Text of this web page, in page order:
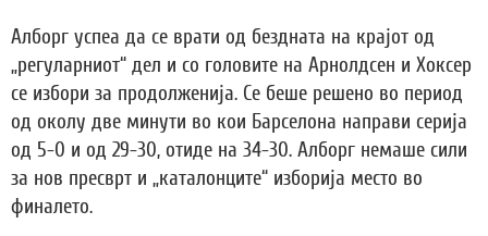
Алборг успеа да се врати од бездната на крајот од
„регуларниот“ дел и со головите на Арнолдсен и Хоксер
се избори за продолженија. Се беше решено во период
од околу две минути во кои Барселона направи серија
од 5-0 и од 29-30, отиде на 34-30. Алборг немаше сили
за нов пресврт и „каталонците“ изборија место во
финалето.